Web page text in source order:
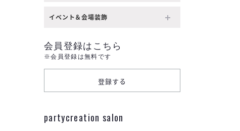
イベント＆会場装飾
会員登録はこちら
※会員登録は無料です
partycreation salon